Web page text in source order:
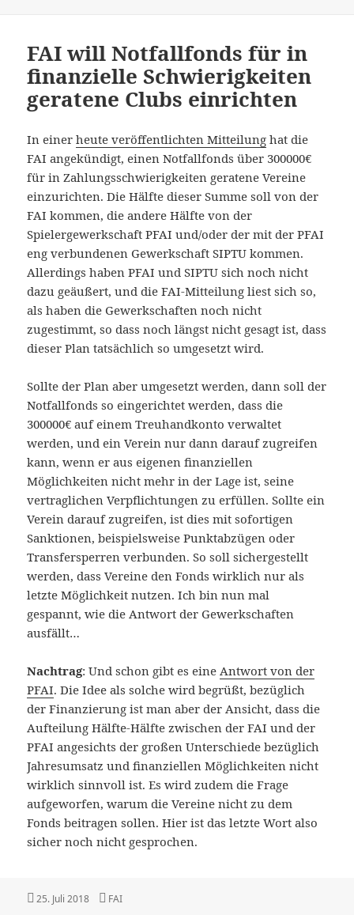
FAI will Notfallfonds für in
finanzielle Schwierigkeiten
geratene Clubs einrichten
In einerheute veröffentlichten Mitteilung hat die
FAI angekündigt, einen Notfallfonds über 300000€
für in Zahlungsschwierigkeiten geratene Vereine
einzurichten. Die Hälfte dieser Summe soll von der
FAI kommen, die andere Hälfte von der
Spielergewerkschaft PFAI und/oder der mit der PFAI
eng verbundenen Gewerkschaft SIPTU kommen.
Allerdings haben PFAI und SIPTU sich noch nicht
dazu geäußert, und die FAI-Mitteilung liest sich so,
als haben die Gewerkschaften noch nicht
zugestimmt, so dass noch längst nicht gesagt ist, dass
dieser Plan tatsächlich so umgesetzt wird.
Sollte der Plan aber umgesetzt werden, dann soll der
Notfallfonds so eingerichtet werden, dass die
300000€ auf einem Treuhandkonto verwaltet
werden, und ein Verein nur dann darauf zugreifen
kann, wenn er aus eigenen finanziellen
Möglichkeiten nicht mehr in der Lage ist, seine
vertraglichen Verpflichtungen zu erfüllen. Sollte ein
Verein darauf zugreifen, ist dies mit sofortigen
Sanktionen, beispielsweise Punktabzügen oder
Transfersperren verbunden. So soll sichergestellt
werden, dass Vereine den Fonds wirklich nur als
letzte Möglichkeit nutzen. Ich bin nun mal
gespannt, wie die Antwort der Gewerkschaften
ausfällt…
Nachtrag: Und schon gibt es eine Antwort von der
PFAI. Die Idee als solche wird begrüßt, bezüglich
der Finanzierung ist man aber der Ansicht, dass die
Aufteilung Hälfte-Hälfte zwischen der FAI und der
PFAI angesichts der großen Unterschiede bezüglich
Jahresumsatz und finanziellen Möglichkeiten nicht
wirklich sinnvoll ist. Es wird zudem die Frage
aufgeworfen, warum die Vereine nicht zu dem
Fonds beitragen sollen. Hier ist das letzte Wort also
sicher noch nicht gesprochen.
Veröffentlicht
25. Juli 2018 Kategorien
FAI